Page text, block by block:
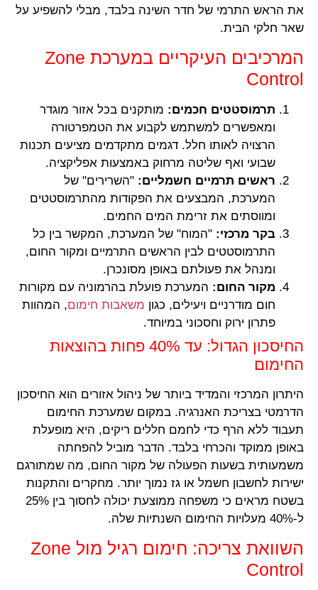
את הראש התרמי של חדר השינה בלבד, מבלי להשפיע על
שאר חלקי הבית.
המרכיבים העיקריים במערכת Zone
Control
תרמוסטטים חכמים: מותקנים בכל אזור מוגדר
ומאפשרים למשתמש לקבוע את הטמפרטורה
הרצויה לאותו חלל. דגמים מתקדמים מציעים תכנות
שבועי ואף שליטה מרחוק באמצעות אפליקציה.
ראשים תרמיים חשמליים: "השרירים" של
המערכת, המבצעים את הפקודות מהתרמוסטטים
ומווסתים את זרימת המים החמים.
בקר מרכזי: "המוח" של המערכת, המקשר בין כל
התרמוסטטים לבין הראשים התרמיים ומקור החום,
ומנהל את פעולתם באופן מסונכרן.
מקור החום: המערכת פועלת בהרמוניה עם מקורות
חום מודרניים ויעילים, כגון משאבות חימום, המהוות
פתרון ירוק וחסכוני במיוחד.
החיסכון הגדול: עד 40% פחות בהוצאות
החימום
היתרון המרכזי והמדיד ביותר של ניהול אזורים הוא החיסכון
הדרמטי בצריכת האנרגיה. במקום שמערכת החימום
תעבוד ללא הרף כדי לחמם חללים ריקים, היא מופעלת
באופן ממוקד והכרחי בלבד. הדבר מוביל להפחתה
משמעותית בשעות הפעולה של מקור החום, מה שמתורגם
ישירות לחשבון חשמל או גז נמוך יותר. מחקרים והתקנות
בשטח מראים כי משפחה ממוצעת יכולה לחסוך בין 25%
ל-40% מעלויות החימום השנתיות שלה.
השוואת צריכה: חימום רגיל מול Zone
Control